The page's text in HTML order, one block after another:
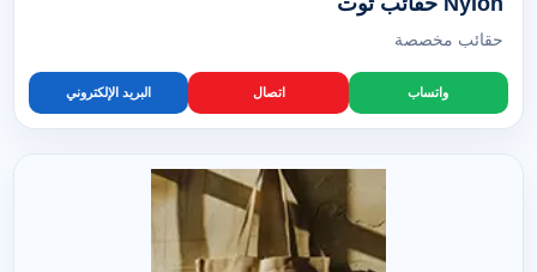
حقائب مخصصة
واتساب اتصال البريد الإلكتروني